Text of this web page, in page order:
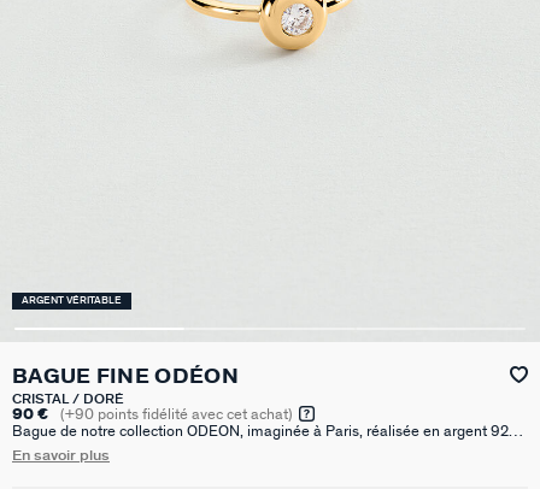
ARGENT VÉRITABLE
BAGUE FINE ODÉON
CRISTAL / DORÉ
90 € (+90 points fidélité avec cet achat)
Bague de notre collection ODEON, imaginée à Paris, réalisée en argent 925
doré à l'or 750/1000e - 18 carats et ornée d'un oxyde de zirconium sertis clos
En savoir plus